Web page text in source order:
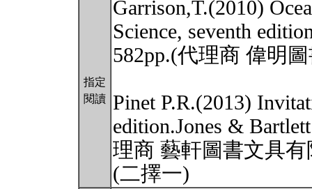
指定
閱讀
Garrison,T.(2010)
Science, seventh
582pp.(代理商 偉明
Pinet P.R.(2013)
edition.Jones &
理商 藝軒圖書文具
(二擇一)